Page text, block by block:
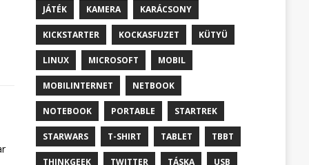
JÁTÉK KAMERA KARÁCSONY
KICKSTARTER KOCKASFUZET KÜTYÜ
LINUX MICROSOFT MOBIL
MOBILINTERNET NETBOOK
NOTEBOOK PORTABLE STARTREK
STARWARS T-SHIRT TABLET TBBT
THINKGEEK TWITTER TÁSKA USB